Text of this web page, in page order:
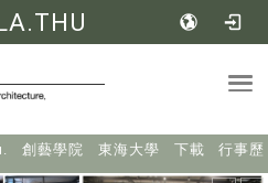
創藝學院 東海大學 下載 行事歷